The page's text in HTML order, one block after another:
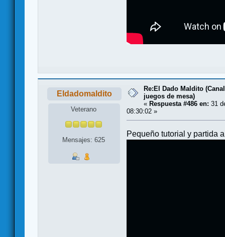
Eldadomaldito
Veterano
Mensajes: 625
Re:El Dado Maldito
juegos de mesa)
« Respuesta #486 en: 31
08:30:02 »
Pequeño tutorial y partida